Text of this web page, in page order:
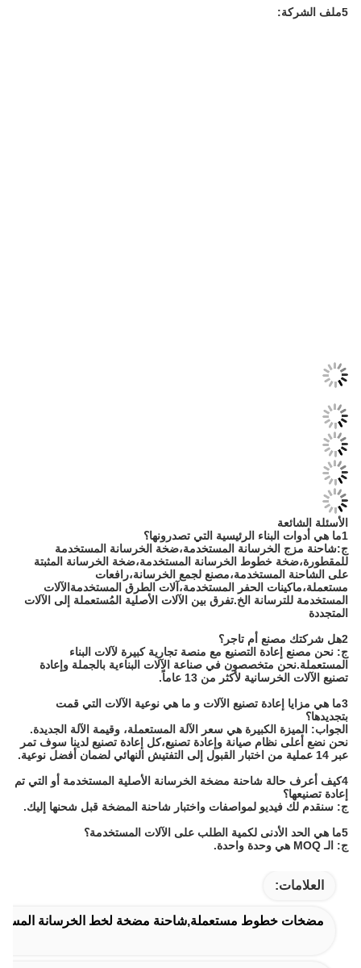
5ملف الشركة:
الأسئلة الشائعة
1ما هي أدوات البناء الرئيسية التي تصدرونها؟
ج:شاحنة مزج الخرسانة المستخدمة،ضخة الخرسانة المستخدمة
للمقطورة،ضخة خطوط الخرسانة المستخدمة،ضخة الخرسانة المثبتة
على الشاحنة المستخدمة،مصنع لجمع الخرسانة،رافعات
مستعملة،ماكينات الحفر المستخدمة،آلات الطرق المستخدمةالآلات
المستخدمة للترسانة الخ.تفرق بين الآلات الأصلية المُستعملة إلى الآلات
المتجددة
2هل شركتك مصنع أم تاجر؟
ج: نحن مصنع إعادة التصنيع مع منصة تجارية كبيرة لآلات البناء
المستعملة.نحن متخصصون في صناعة الآلات البناءية بالجملة وإعادة
تصنيع الآلات الخرسانية لأكثر من 13 عاماً.
3ما هي مزايا إعادة تصنيع الآلات و ما هي نوعية الآلات التي قمت
بتجديدها؟
الجواب: الميزة الكبيرة هي سعر الآلة المستعملة، وقيمة الآلة الجديدة.
نحن نضع أعلى نظام صيانة وإعادة تصنيع،كل إعادة تصنيع لدينا سوف تمر
عبر 14 عملية من اختبار القبول إلى التفتيش النهائي لضمان أفضل نوعية.
4كيف أعرف حالة شاحنة مضخة الخرسانة الأصلية المستخدمة أو التي تم
إعادة تصنيعها؟
ج: سنقدم لك فيديو لمواصفات واختبار شاحنة المضخة قبل شحنها إليك.
5ما هي الحد الأدنى لكمية الطلب على الآلات المستخدمة؟
ج: الـ MOQ هي وحدة واحدة.
العلامات:
مضخات خطوط مستعملة,شاحنة مضخة لخط الخرسانة